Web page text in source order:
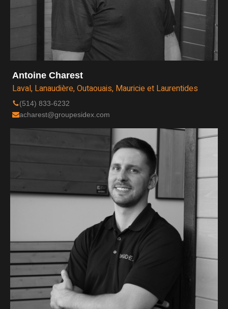
Antoine Charest
Laval, Lanaudière, Outaouais, Mauricie et Laurentides
(514) 833-6232
acharest@groupesidex.com